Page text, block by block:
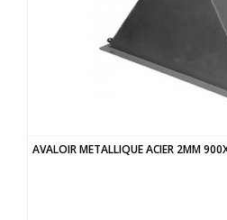
AVALOIR METALLIQUE ACIER 2MM